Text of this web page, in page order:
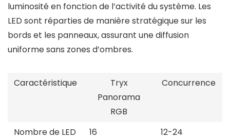
luminosité en fonction de l’activité du système. Les
LED sont réparties de manière stratégique sur les
bords et les panneaux, assurant une diffusion
uniforme sans zones d’ombres.
Caractéristique
Tryx
Panorama
RGB
Concurrence
Nombre de LED 16
12-24